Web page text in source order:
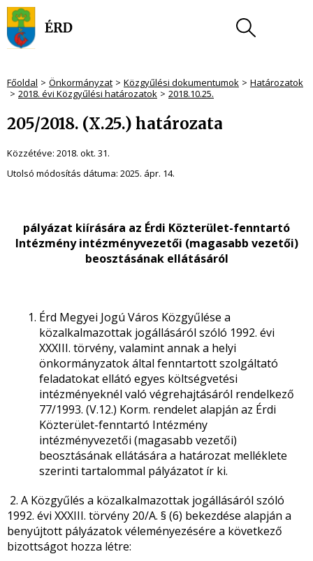
Főoldal Önkormányzat Közgyűlési dokumentumok
Határozatok
2018. évi Közgyűlési határozatok
2018.10.25.
205/2018. (X.25.) határozata
Közzétéve: 2018. okt. 31.
Utolsó módosítás dátuma: 2025. ápr. 14.
pályázat kiírására az Érdi Közterület-fenntartó
Intézmény intézményvezetői (magasabb vezetői)
beosztásának ellátásáról
Érd Megyei Jogú Város Közgyűlése a
közalkalmazottak jogállásáról szóló 1992. évi
XXXIII. törvény, valamint annak a helyi
önkormányzatok által fenntartott szolgáltató
feladatokat ellátó egyes költségvetési
intézményeknél való végrehajtásáról rendelkező
77/1993. (V.12.) Korm. rendelet alapján az Érdi
Közterület-fenntartó Intézmény
intézményvezetői (magasabb vezetői)
beosztásának ellátására a határozat melléklete
szerinti tartalommal pályázatot ír ki.
2. A Közgyűlés a közalkalmazottak jogállásáról szóló
1992. évi XXXIII. törvény 20/A. § (6) bekezdése alapján a
benyújtott pályázatok véleményezésére a következő
bizottságot hozza létre: